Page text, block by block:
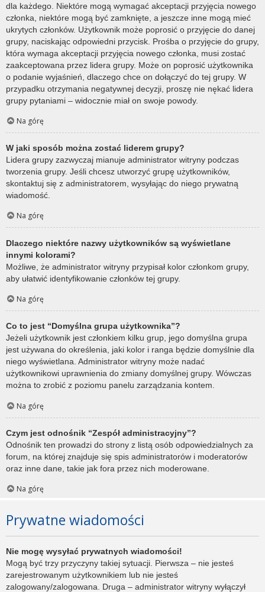
dla każdego. Niektóre mogą wymagać akceptacji przyjęcia nowego
członka, niektóre mogą być zamknięte, a jeszcze inne mogą mieć
ukrytych członków. Użytkownik może poprosić o przyjęcie do danej
grupy, naciskając odpowiedni przycisk. Prośba o przyjęcie do grupy,
która wymaga akceptacji przyjęcia nowego członka, musi zostać
zaakceptowana przez lidera grupy. Może on poprosić użytkownika
o podanie wyjaśnień, dlaczego chce on dołączyć do tej grupy. W
przypadku otrzymania negatywnej decyzji, proszę nie nękać lidera
grupy pytaniami – widocznie miał on swoje powody.
Na górę
W jaki sposób można zostać liderem grupy?
Lidera grupy zazwyczaj mianuje administrator witryny podczas
tworzenia grupy. Jeśli chcesz utworzyć grupę użytkowników,
skontaktuj się z administratorem, wysyłając do niego prywatną
wiadomość.
Na górę
Dlaczego niektóre nazwy użytkowników są wyświetlane
innymi kolorami?
Możliwe, że administrator witryny przypisał kolor członkom grupy,
aby ułatwić identyfikowanie członków tej grupy.
Na górę
Co to jest “Domyślna grupa użytkownika”?
Jeżeli użytkownik jest członkiem kilku grup, jego domyślna grupa
jest używana do określenia, jaki kolor i ranga będzie domyślnie dla
niego wyświetlana. Administrator witryny może nadać
użytkownikowi uprawnienia do zmiany domyślnej grupy. Wówczas
można to zrobić z poziomu panelu zarządzania kontem.
Na górę
Czym jest odnośnik “Zespół administracyjny”?
Odnośnik ten prowadzi do strony z listą osób odpowiedzialnych za
forum, na której znajduje się spis administratorów i moderatorów
oraz inne dane, takie jak fora przez nich moderowane.
Na górę
Prywatne wiadomości
Nie mogę wysyłać prywatnych wiadomości!
Mogą być trzy przyczyny takiej sytuacji. Pierwsza – nie jesteś
zarejestrowanym użytkownikiem lub nie jesteś
zalogowany/zalogowana. Druga – administrator witryny wyłączył